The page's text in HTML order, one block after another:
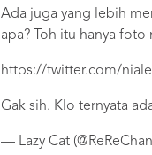
Ada juga yang lebih
apa? Toh itu hanya
https://twitter.com/
Gak sih. Klo ternyata
— Lazy Cat